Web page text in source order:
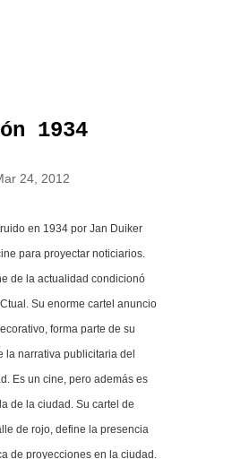
1934
24, 2012
en 1934 por Jan Duiker
para proyectar noticiarios.
de la actualidad condicionó
Su enorme cartel anuncio
forma parte de su
la narrativa publicitaria del
Es un cine, pero además es
de la ciudad. Su cartel de
de rojo, define la presencia
de proyecciones en la ciudad.